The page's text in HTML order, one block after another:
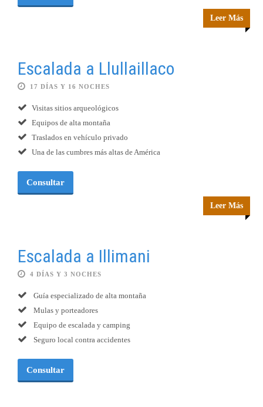
Leer Más
Escalada a Llullaillaco
17 DÍAS Y 16 NOCHES
Visitas sitios arqueológicos
Equipos de alta montaña
Traslados en vehículo privado
Una de las cumbres más altas de América
Consultar
Leer Más
Escalada a Illimani
4 DÍAS Y 3 NOCHES
Guía especializado de alta montaña
Mulas y porteadores
Equipo de escalada y camping
Seguro local contra accidentes
Consultar